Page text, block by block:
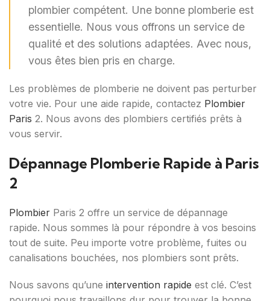
plombier compétent. Une bonne plomberie est
essentielle. Nous vous offrons un service de
qualité et des solutions adaptées. Avec nous,
vous êtes bien pris en charge.
Les problèmes de plomberie ne doivent pas perturber
votre vie. Pour une aide rapide, contactez Plombier
Paris 2. Nous avons des plombiers certifiés prêts à
vous servir.
Dépannage Plomberie Rapide à Paris
2
Plombier Paris 2 offre un service de dépannage
rapide. Nous sommes là pour répondre à vos besoins
tout de suite. Peu importe votre problème, fuites ou
canalisations bouchées, nos plombiers sont prêts.
Nous savons qu’une intervention rapide est clé. C’est